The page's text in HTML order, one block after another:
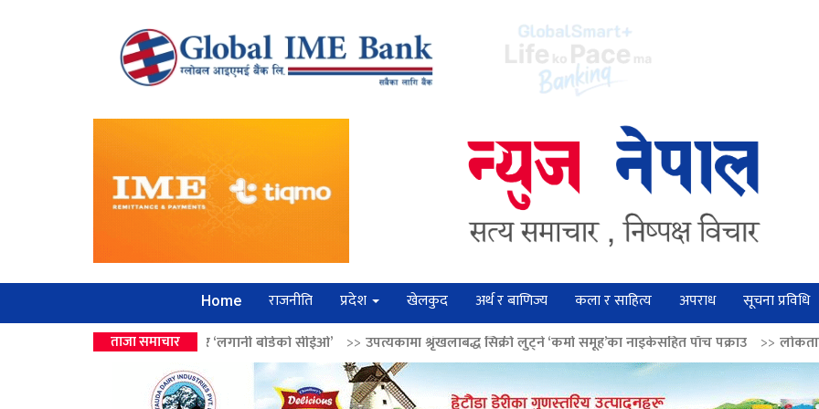
Home राजनीति प्रदेश खेलकुद अर्थ र बाणिज्य कला र साहित्य अपराध सूचना प्रविधि
ताजा समाचार
उपहार ‘लगानी बोर्डको सीईओ’ >> उपत्यकामा श्रृंखलाबद्ध सिक्री लुट्ने ‘कर्मा समूह’का नाइकेसहित पाँच पक्राउ >>लोकतान्त्रिक मूल्य सुदृढ